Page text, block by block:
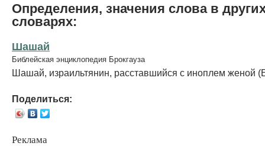
Определения, значения слова в
словарях:
Шашай
Библейская энциклопедия Брокгауза
Шашай, израильтянин, расставшийся с иноплем женой
Поделиться:
Реклама